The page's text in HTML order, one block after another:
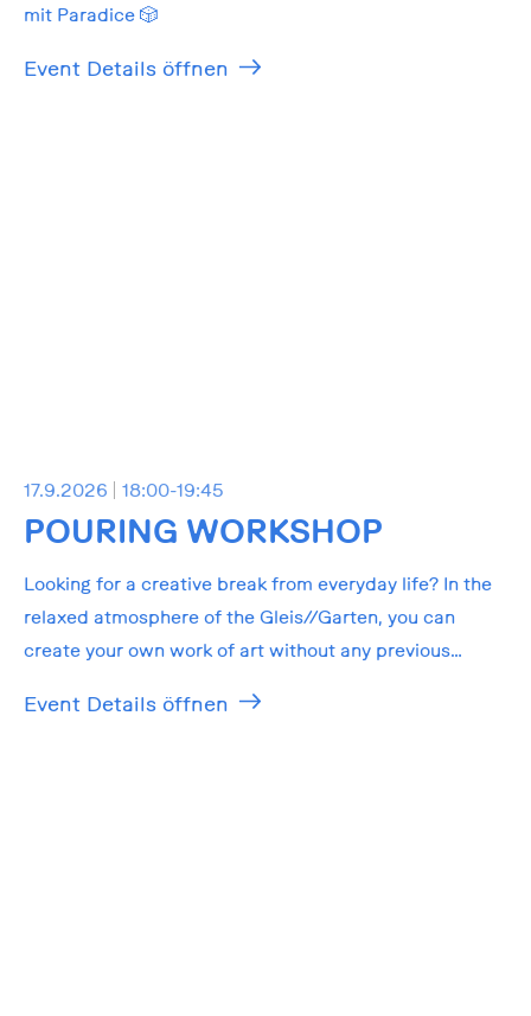
mit Paradice 🎲
Event Details öffnen
17.9.2026 18:00-19:45
POURING WORKSHOP
Looking for a creative break from everyday life? In the
relaxed atmosphere of the Gleis//Garten, you can
create your own work of art without any previous
Event Details öffnen